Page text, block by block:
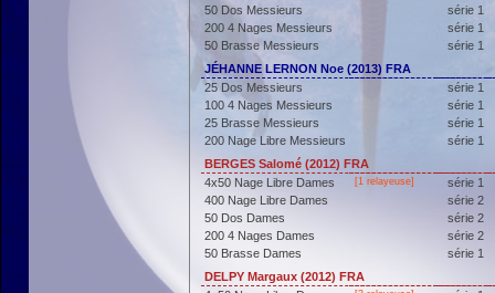
50 Dos Messieurs
série 1
200 4 Nages Messieurs
série 1
50 Brasse Messieurs
série 1
JÉHANNE LERNON Noe (2013) FRA
25 Dos Messieurs
série 1
100 4 Nages Messieurs
série 1
25 Brasse Messieurs
série 1
200 Nage Libre Messieurs
série 1
BERGES Salomé (2012) FRA
4x50 Nage Libre Dames
[1 relayeuse]
série 1
400 Nage Libre Dames
série 2
50 Dos Dames
série 2
200 4 Nages Dames
série 2
50 Brasse Dames
série 1
DELPY Margaux (2012) FRA